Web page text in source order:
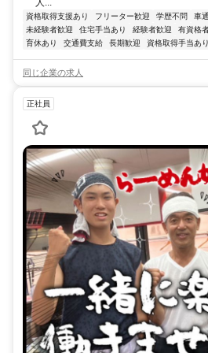
人...
資格取得支援あり フリーター歓迎 学歴不問 車
未経験者歓迎
住宅手当あり 経験者歓迎 有資格
育休あり
交通費支給 長期歓迎 資格取得手当あり
同じ企業の求人
正社員